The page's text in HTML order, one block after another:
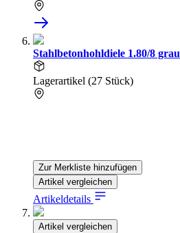
Stahlbetonhohldiele 1.80/8 grau
Lagerartikel (27 Stück)
Zur Merkliste hinzufügen
Artikel vergleichen
Artikeldetails
Artikel vergleichen